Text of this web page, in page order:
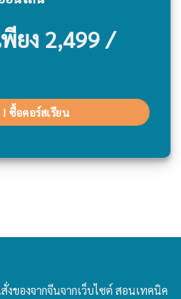
พียง 2,499 /
ซื้อคอร์สเรียน
งของจากจีนจากเว็บไซต์ สอนเทคนิค